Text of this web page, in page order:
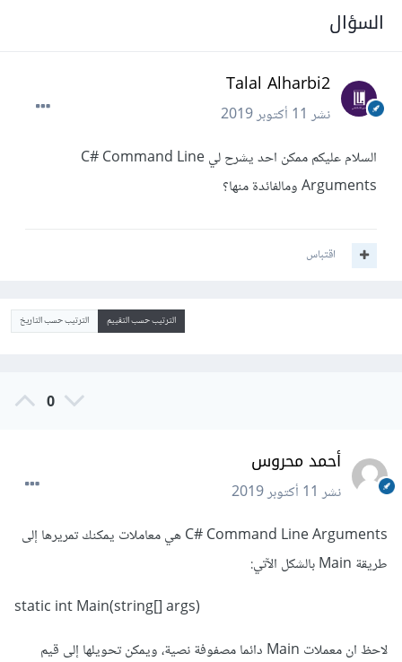
السؤال
Talal Alharbi2
نشر11 أكتوبر 2019
السلام عليكم ممكن احد يشرح لي C# Command Line
Arguments ومالفائدة منها؟
اقتباس
الترتيب حسب التقييم الترتيب حسب التاريخ
0
أحمد محروس
نشر11 أكتوبر 2019
C# Command Line Arguments هي معاملات يمكنك تمريرها إلى
طريقة Main بالشكل الآتي:
static int Main(string[] args)
لاحظ ان معملات Main دائما مصفوفة نصية، ويمكن تحويلها إلى قيم